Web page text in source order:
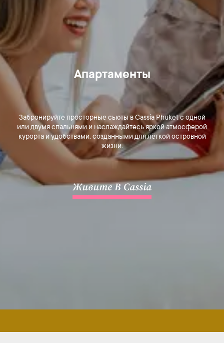
Апартаменты
Забронируйте просторные сьюты в Cassia Phuket с одной
или двумя спальнями и наслаждайтесь яркой атмосферой
курорта и удобствами, созданными для лёгкой островной
жизни.
Живите В Cassia